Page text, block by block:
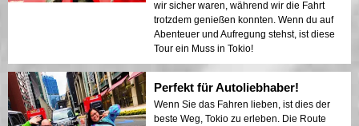
wir sicher waren, während wir die Fahrt
trotzdem genießen konnten. Wenn du auf
Abenteuer und Aufregung stehst, ist diese
Tour ein Muss in Tokio!
Perfekt für Autoliebhaber!
Wenn Sie das Fahren lieben, ist dies der
beste Weg, Tokio zu erleben. Die Route